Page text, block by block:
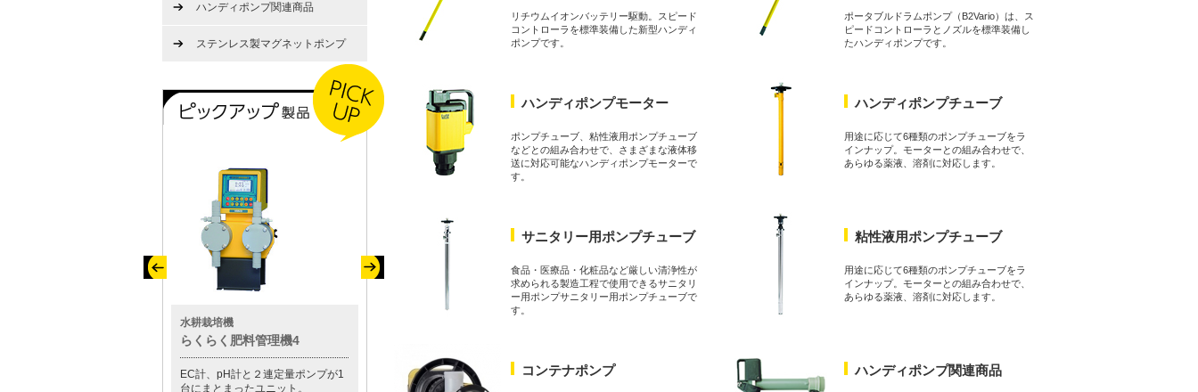
ハンディポンプ関連商品
ステンレス製マグネットポンプ
水耕栽培機
らくらく肥料管理機4
EC計、pH計と２連定量ポンプが1
台にまとまったユニット。
この1台で塩分濃度を測定し、ポン
プ等の制御も行うことが出来ま
軽量・小型かつ高耐食、優れた耐
リチウムイオンバッテリー駆動。スピード
コントローラを標準装備した新型ハンディ
ポンプです。
ポータブルドラムポンプ（B2Vario）は、ス
ピードコントローラとノズルを標準装備し
たハンディポンプです。
ハンディポンプモーター
ポンプチューブ、粘性液用ポンプチューブ
などとの組み合わせで、さまざまな液体移
送に対応可能なハンディポンプモーターで
す。
ハンディポンプチューブ
用途に応じて6種類のポンプチューブをラ
インナップ。モーターとの組み合わせで、
あらゆる薬液、溶剤に対応します。
サニタリー用ポンプチューブ
食品・医療品・化粧品など厳しい清浄性が
求められる製造工程で使用できるサニタリ
ー用ポンプサニタリー用ポンプチューブで
す。
粘性液用ポンプチューブ
用途に応じて6種類のポンプチューブをラ
インナップ。モーターとの組み合わせで、
あらゆる薬液、溶剤に対応します。
コンテナポンプ ハンディポンプ関連商品